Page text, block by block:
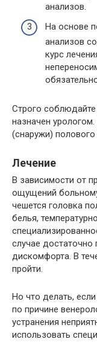
анализов.
На основе
анализов
курс
Строго
назначен
(снаружи)
Лечение
В зависимости от
ощущений
чешется головка
белья,
случае достаточно
дискомфорта. В
пройти.
Но что делать,
по причине
устранения
использовать